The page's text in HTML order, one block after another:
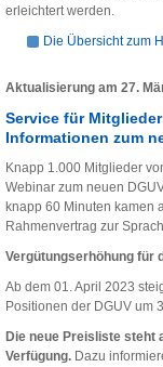
erleichtert werden.
Die Übersicht zum
Aktualisierung am 27.
Service für Mitglieder
Informationen zum
Knapp 1.000 Mitglieder
Webinar zum neuen
knapp 60 Minuten kamen
Rahmenvertrag zur
Vergütungserhöhung für
Ab dem 01. April 2023
Positionen der DGUV um
Die neue Preisliste steht
Verfügung. Dazu